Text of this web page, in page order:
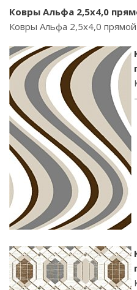
Ковры Альфа 2,5х4,0
Ковры Альфа 2,5х4,0